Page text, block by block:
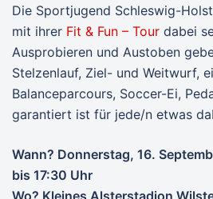
Die Sportjugend Schleswig-
mit ihrer Fit & Fun – Tour dabei
Ausprobieren und Austoben
Stelzenlauf, Ziel- und Weitwurf,
Balanceparcours, Soccer-Ei,
garantiert ist für jede/n etwas
Wann? Donnerstag, 16.
bis 17:30 Uhr